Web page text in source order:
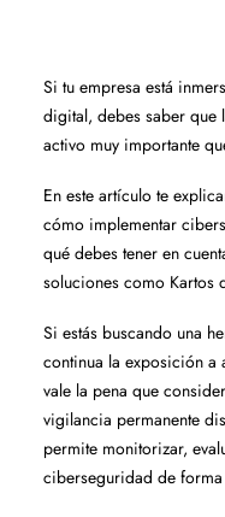
Si tu empresa está
digital, debes saber que
activo muy importante
En este artículo te
cómo implementar
qué debes tener en
soluciones como Kartos
Si estás buscando una
continua la exposición a
vale la pena que
vigilancia permanente
permite monitorizar,
ciberseguridad de